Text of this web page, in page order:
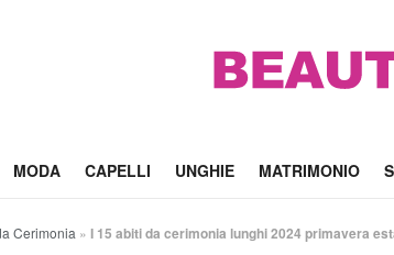
MODA CAPELLI UNGHIE MATRIMONIO
Cerimonia » I 15 abiti da cerimonia lunghi 2024 primavera